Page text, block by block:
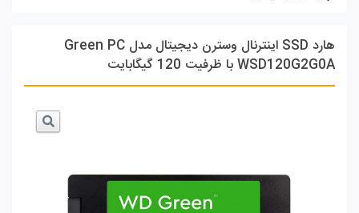
هارد SSD اینترنال وسترن دیجیتال مدل Green PC
WSD120G2G0A با ظرفیت 120 گیگابایت